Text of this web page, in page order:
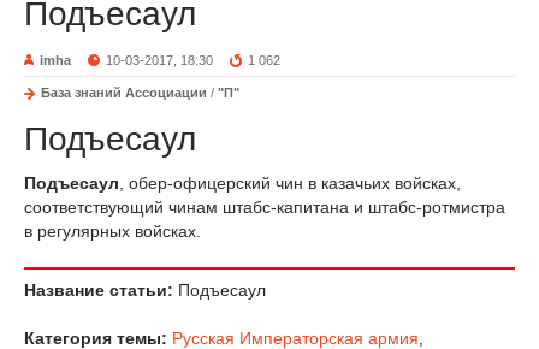
Подъесаул
imha 10-03-2017, 18:30 1 062
База знаний Ассоциации / "П"
Подъесаул
Подъесаул , обер-офицерский чин в казачьих войсках,
соответствующий чинам штабс-капитана и штабс-ротмистра
в регулярных войсках.
Название статьи: Подъесаул
Категория темы: Русская Императорская армия